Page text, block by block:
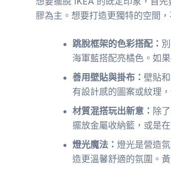
膠為主。想要打造更獨特的空間
跳脫框架的色彩搭配：
海軍藍搭配亮橘色。如
善用壁貼與掛布： 壁貼
有設計感的圖案或紋理
材質混搭玩出新意： 除
擺放金屬收納籃，或是
燈光魔法： 燈光是營造
造更溫馨舒適的氛圍。